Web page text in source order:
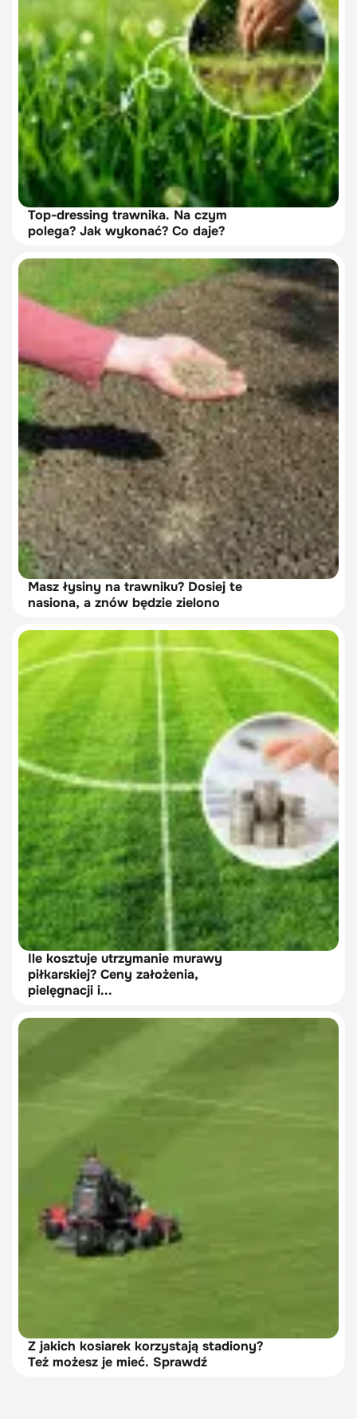
Top-dressing trawnika. Na czym
polega? Jak wykonać? Co daje?
Masz łysiny na trawniku? Dosiej te
nasiona, a znów będzie zielono
Ile kosztuje utrzymanie murawy
piłkarskiej? Ceny założenia,
pielęgnacji i...
Z jakich kosiarek korzystają stadiony?
Też możesz je mieć. Sprawdź